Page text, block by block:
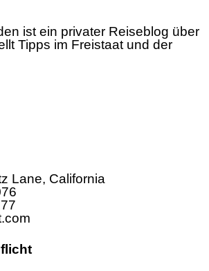
ist ein privater Reiseblog über
Tipps im Freistaat und der
Lane, California